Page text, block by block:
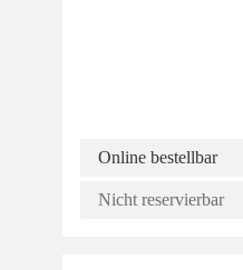
Online bestellbar
Nicht reservierbar